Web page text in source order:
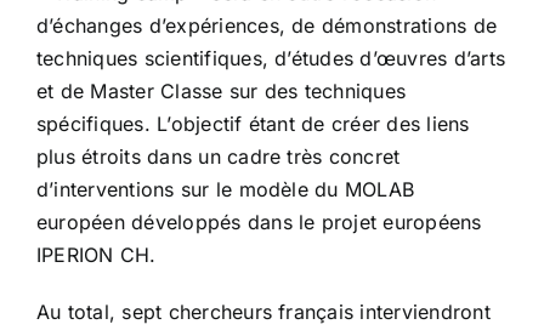
d’échanges d’expériences, de démonstrations de
techniques scientifiques, d’études d’œuvres d’arts
et de Master Classe sur des techniques
spécifiques. L’objectif étant de créer des liens
plus étroits dans un cadre très concret
d’interventions sur le modèle du MOLAB
européen développés dans le projet européens
IPERION CH.
Au total, sept chercheurs français interviendront